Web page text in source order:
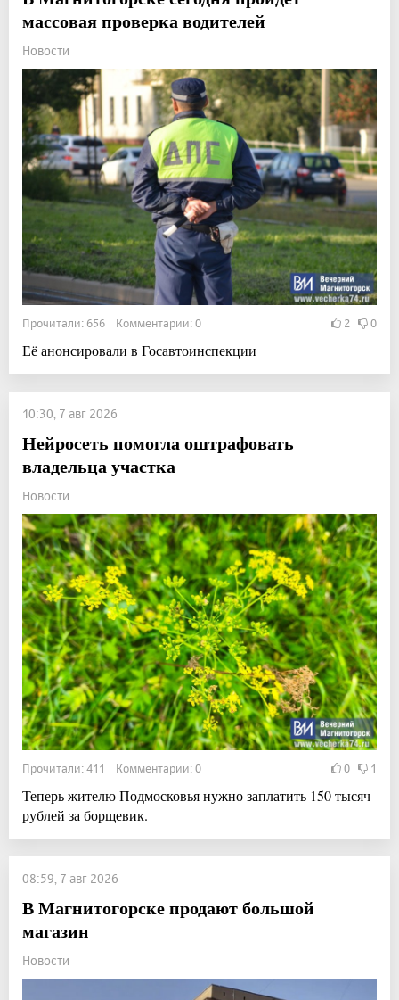
массовая проверка водителей
Новости
Прочитали: 656 Комментарии: 0 2 0
Её анонсировали в Госавтоинспекции
10:30, 7 авг 2026
Нейросеть помогла оштрафовать
владельца участка
Новости
Прочитали: 411 Комментарии: 0 0 1
Теперь жителю Подмосковья нужно заплатить 150 тысяч
рублей за борщевик.
08:59, 7 авг 2026
В Магнитогорске продают большой
магазин
Новости